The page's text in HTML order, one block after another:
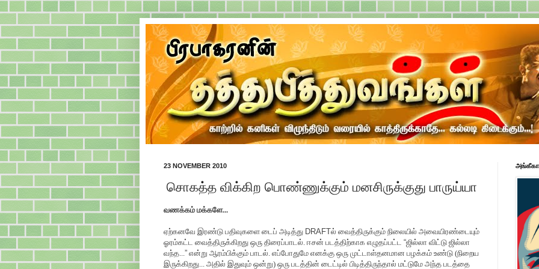
23 NOVEMBER 2010
சொகத்த விக்கிற பொண்ணுக்கும் மனசிருக்குது பாருய்யா
வணக்கம் மக்களே...
ஏற்கனவே இரண்டு பதிவுகளை டைப் அடித்து DRAFTல் வைத்திருக்கும் நிலையில் அவையிரண்டையும்
ஓரம்கட்ட வைத்திருக்கிறது ஒரு திரைப்பாடல். ஈசன் படத்திற்காக எழுதப்பட்ட “ஜில்லா விட்டு ஜில்லா
வந்த... ” என்று ஆரம்பிக்கும் பாடல். எப்போதுமே எனக்கு ஒரு முட்டாள்தனமான பழக்கம் உண்டு (நிறைய
இருக்கிறது... அதில் இதுவும் ஒன்று) ஒரு படத்தின் டைட்டில் பிடித்திருந்தால் மட்டுமே அந்த படத்தை